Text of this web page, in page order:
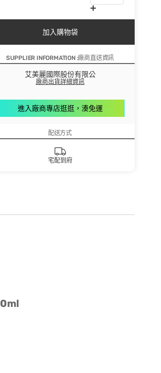
加入購物袋
SUPPLIER INFORMATION :廠商直送資訊
艾美麗國際股份有限公
廠商出貨詳細資訊
進入廠商專店逛逛，湊免運
配送方式
宅配到府